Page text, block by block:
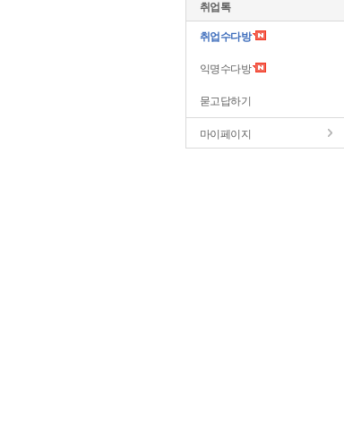
취업톡
취업수다방
익명수다방
묻고답하기
마이페이지